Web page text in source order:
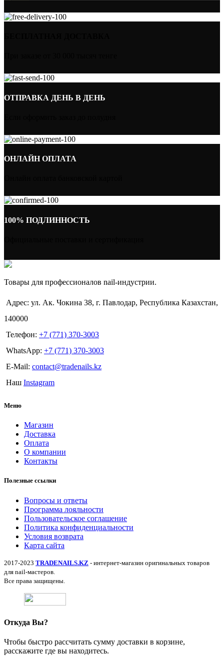
ОТПРАВКА ДЕНЬ В ДЕНЬ
ОНЛАЙН ОПЛАТА
100% ПОДЛИННОСТЬ
Товары для профессионалов nail-индустрии.
Адрес: ул. Ак. Чокина 38, г. Павлодар, Республика Казахстан,
140000
Телефон: +7 (771) 370-3003
WhatsApp: +7 (771) 370-3003
E-Mail: contact@tradenails.kz
Наш Instagram
Меню
Магазин
Доставка
Оплата
О компании
Контакты
Полезные ссылки
Вопросы и ответы
Программа лояльности
Пользовательское соглашение
Политика конфиденциальности
Условия возврата
Карта сайта
2017-2023 TRADENAILS.KZ - интернет-магазин оригинальных товаров
для nail-мастеров.
Все права защищены.
Откуда Вы?
Чтобы быстро рассчитать сумму доставки в корзине,
расскажите где вы находитесь.